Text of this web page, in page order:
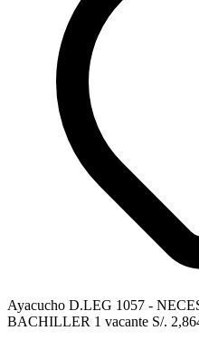
Ayacucho D.LEG 1057 -
BACHILLER 1 vacante S/.